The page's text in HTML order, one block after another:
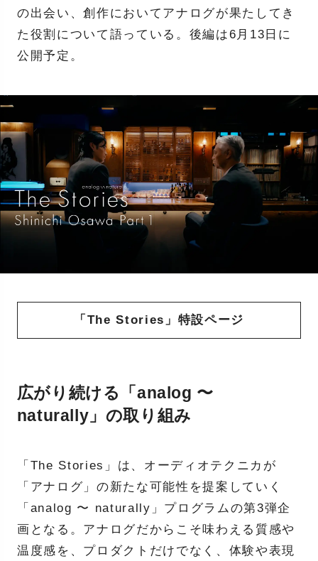
の出会い、創作においてアナログが果たしてき
た役割について語っている。後編は6月13日に
公開予定。
「The Stories」特設ページ
広がり続ける「analog 〜
naturally」の取り組み
「The Stories」は、オーディオテクニカが
「アナログ」の新たな可能性を提案していく
「analog 〜 naturally」プログラムの第3弾企
画となる。アナログだからこそ味わえる質感や
温度感を、プロダクトだけでなく、体験や表現